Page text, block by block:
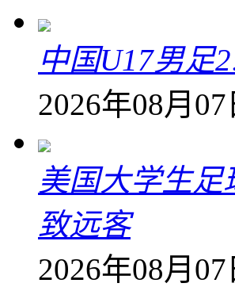
中国U17男足
2026年08月
美国大学生
致远客
2026年08月